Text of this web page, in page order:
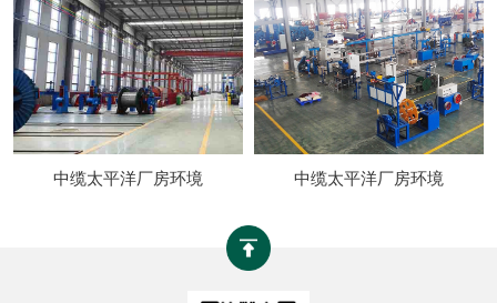
中缆太平洋厂房环境 中缆太平洋厂房环境